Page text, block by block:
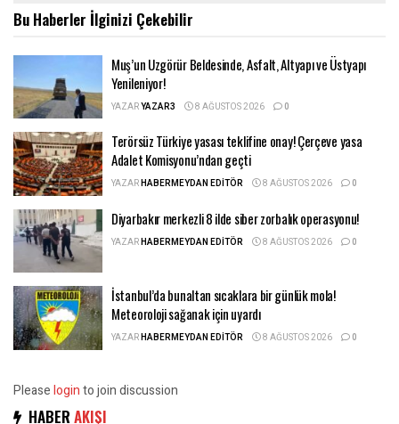
Bu Haberler İlginizi Çekebilir
Muş’un Uzgörür Beldesinde, Asfalt, Altyapı ve Üstyapı
Yenileniyor!
YAZARYAZAR3 8 AĞUSTOS 2026 0
Terörsüz Türkiye yasası teklifine onay! Çerçeve yasa
Adalet Komisyonu’ndan geçti
YAZARHABERMEYDAN EDITÖR 8 AĞUSTOS 2026 0
Diyarbakır merkezli 8 ilde siber zorbalık operasyonu!
YAZARHABERMEYDAN EDITÖR 8 AĞUSTOS 2026 0
İstanbul’da bunaltan sıcaklara bir günlük mola!
Meteoroloji sağanak için uyardı
YAZARHABERMEYDAN EDITÖR 8 AĞUSTOS 2026 0
Pleaseloginto join discussion
HABER AKIŞI